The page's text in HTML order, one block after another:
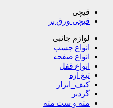
قیچی
قیچی ورق بر
لوازم جانبی
انواع چسب
انواع صفحه
انواع قفل
تیغ اره
کیف_ابزار
گردبر
مته و ست مته